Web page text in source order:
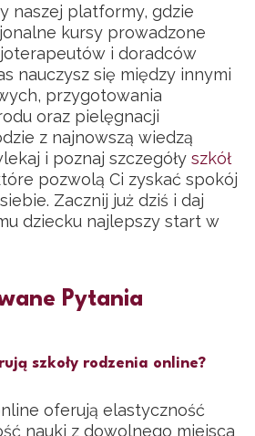
naszej platformy, gdzie
kursy prowadzone
i doradców
nauczysz się między innymi
przygotowania
oraz pielęgnacji
z najnowszą wiedzą
i poznaj szczegóły szkół
pozwolą Ci zyskać spokój
Zacznij już dziś i daj
dziecku najlepszy start w
Pytania
szkoły rodzenia online?
oferują elastyczność
nauki z dowolnego miejsca